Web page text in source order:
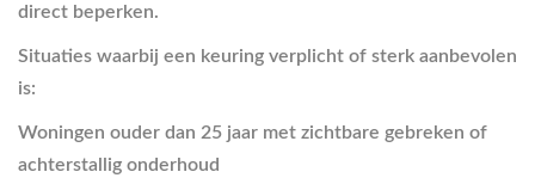
direct beperken.
Situaties waarbij een keuring verplicht of sterk aanbevolen
is:
Woningen ouder dan 25 jaar met zichtbare gebreken of
achterstallig onderhoud